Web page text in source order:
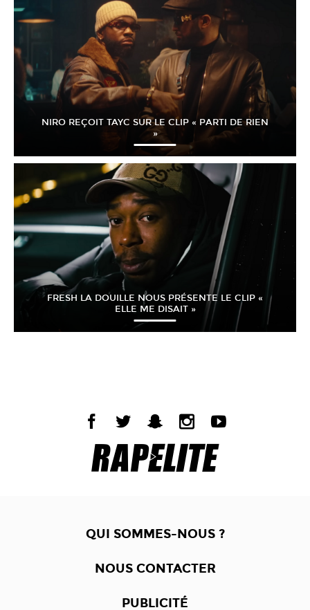
NIRO REÇOIT TAYC SUR LE CLIP « PARTI DE RIEN
»
FRESH LA DOUILLE NOUS PRÉSENTE LE CLIP «
ELLE ME DISAIT »
QUI SOMMES-NOUS ?
NOUS CONTACTER
PUBLICITÉ